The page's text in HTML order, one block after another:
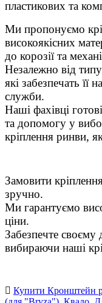
пластикових та
Ми пропонуємо
високоякісних
до корозії та
Незалежно від
які забезпечать її
служби.
Наші фахівці
та допомогу у
кріплення ринви,
Замовити
зручно.
Ми гарантуємо
ціни.
Забезпечте своєму
вибираючи наші
Купити Кронштейн